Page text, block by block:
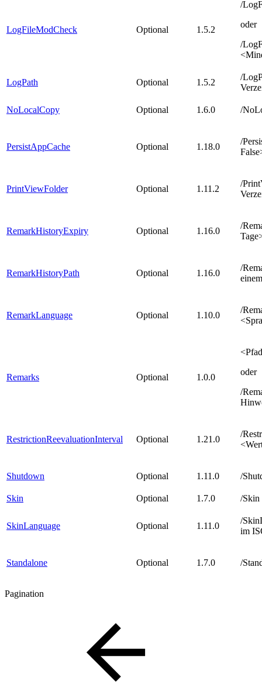
LogFileModCheck Optional 1.5.2
/
oder
/
LogPath Optional 1.5.2
/
NoLocalCopy Optional 1.6.0 /
PersistAppCache Optional 1.18.0
/
PrintViewFolder Optional 1.11.2
/
RemarkHistoryExpiry Optional 1.16.0
/
RemarkHistoryPath Optional 1.16.0
/
RemarkLanguage Optional 1.10.0
/
Remarks Optional 1.0.0
oder
/
RestrictionReevaluationInterval Optional 1.21.0
/
Shutdown Optional 1.11.0 /
Skin Optional 1.7.0 /Skin
SkinLanguage Optional 1.11.0
/
im
Standalone Optional 1.7.0 /
Pagination